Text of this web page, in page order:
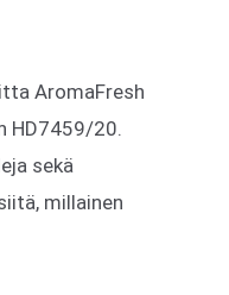
AromaFresh
HD7459/20.
sekä
millainen